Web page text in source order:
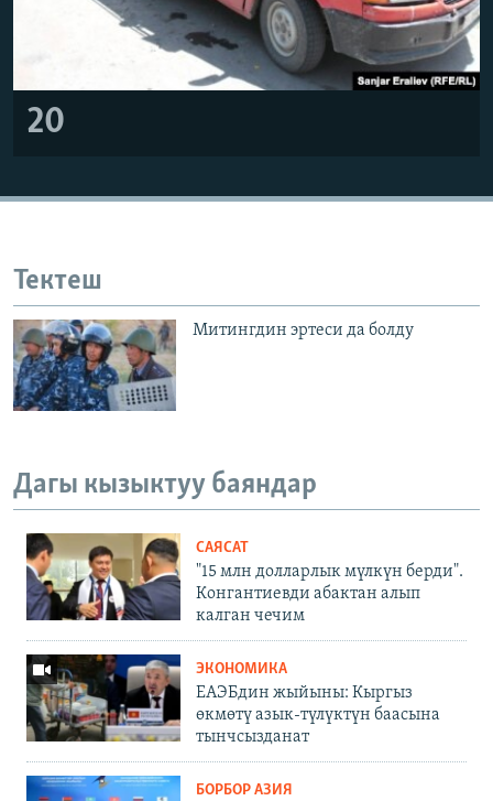
20
Тектеш
Митингдин эртеси да болду
Дагы кызыктуу баяндар
САЯСАТ
"15 млн долларлык мүлкүн берди".
Конгантиевди абактан алып
калган чечим
ЭКОНОМИКА
ЕАЭБдин жыйыны: Кыргыз
өкмөтү азык-түлүктүн баасына
тынчсызданат
БОРБОР АЗИЯ